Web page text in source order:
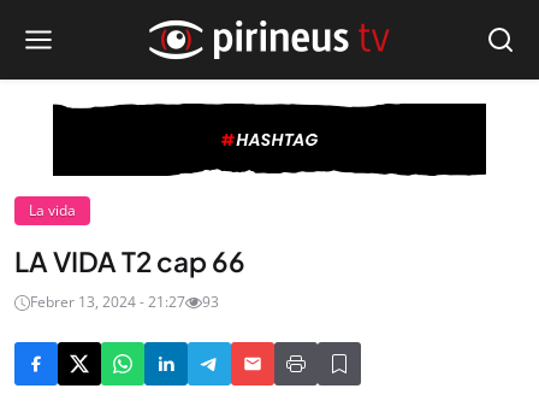
La vida
LA VIDA T2 cap 66
Febrer 13, 2024 - 21:27 93